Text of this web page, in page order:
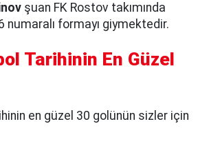
şuan FK Rostov takımında
numaralı formayı giymektedir.
Tarihinin En Güzel
en güzel 30 golünün sizler için